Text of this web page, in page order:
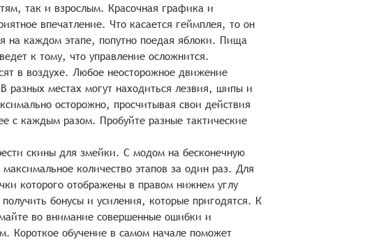
так и взрослым. Красочная графика и
впечатление. Что касается геймплея, то он
на каждом этапе, попутно поедая яблоки. Пища
к тому, что управление осложнится.
в воздухе. Любое неосторожное движение
разных местах могут находиться лезвия, шипы и
осторожно, просчитывая свои действия
с каждым разом. Пробуйте разные тактические
скины для змейки. С модом на бесконечную
количество этапов за один раз. Для
которого отображены в правом нижнем углу
бонусы и усиления, которые пригодятся. К
во внимание совершенные ошибки и
Короткое обучение в самом начале поможет